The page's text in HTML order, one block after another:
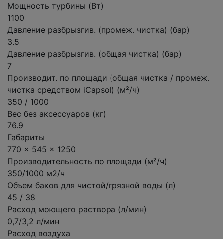
Мощность турбины (Вт)
1100
Давление разбрызгив. (промеж. чистка) (бар)
3.5
Давление разбрызгив. (общая чистка) (бар)
7
Производит. по площади (общая чистка / промеж.
чистка средством iCapsol) (м²/ч)
350 / 1000
Вес без аксессуаров (кг)
76.9
Габариты
770 x 545 x 1250
Производительность по площади (м²/ч)
350/1000 м2/ч
Объем баков для чистой/грязной воды (л)
45 / 38
Расход моющего раствора (л/мин)
0,7/3,2 л/мин
Расход воздуха